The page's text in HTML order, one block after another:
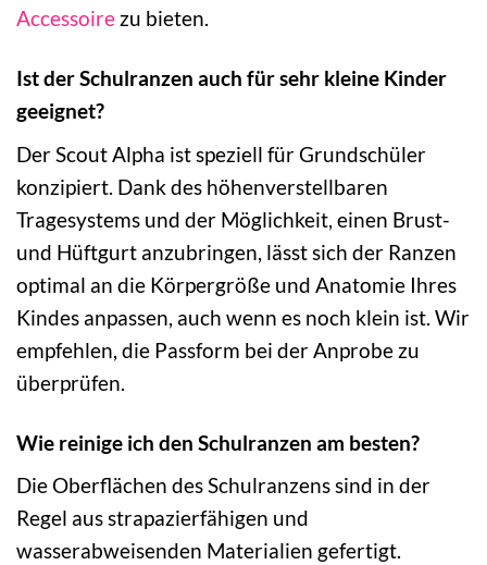
Accessoire zu bieten.
Ist der Schulranzen auch für sehr kleine Kinder
geeignet?
Der Scout Alpha ist speziell für Grundschüler
konzipiert. Dank des höhenverstellbaren
Tragesystems und der Möglichkeit, einen Brust-
und Hüftgurt anzubringen, lässt sich der Ranzen
optimal an die Körpergröße und Anatomie Ihres
Kindes anpassen, auch wenn es noch klein ist. Wir
empfehlen, die Passform bei der Anprobe zu
überprüfen.
Wie reinige ich den Schulranzen am besten?
Die Oberflächen des Schulranzens sind in der
Regel aus strapazierfähigen und
wasserabweisenden Materialien gefertigt.